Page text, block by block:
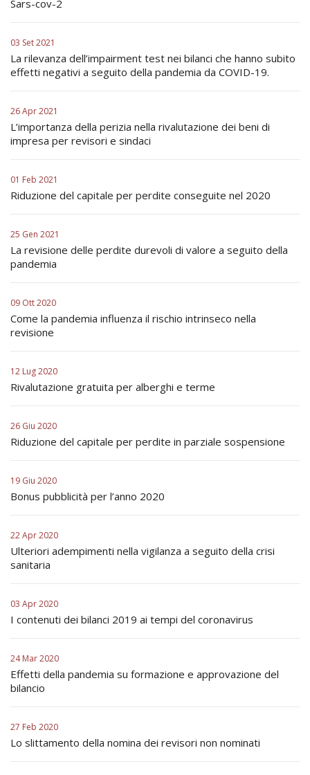
Sars-cov-2
03 Set 2021
La rilevanza dell’impairment test nei bilanci che hanno subito
effetti negativi a seguito della pandemia da COVID-19.
26 Apr 2021
L’importanza della perizia nella rivalutazione dei beni di
impresa per revisori e sindaci
01 Feb 2021
Riduzione del capitale per perdite conseguite nel 2020
25 Gen 2021
La revisione delle perdite durevoli di valore a seguito della
pandemia
09 Ott 2020
Come la pandemia influenza il rischio intrinseco nella
revisione
12 Lug 2020
Rivalutazione gratuita per alberghi e terme
26 Giu 2020
Riduzione del capitale per perdite in parziale sospensione
19 Giu 2020
Bonus pubblicità per l’anno 2020
22 Apr 2020
Ulteriori adempimenti nella vigilanza a seguito della crisi
sanitaria
03 Apr 2020
I contenuti dei bilanci 2019 ai tempi del coronavirus
24 Mar 2020
Effetti della pandemia su formazione e approvazione del
bilancio
27 Feb 2020
Lo slittamento della nomina dei revisori non nominati